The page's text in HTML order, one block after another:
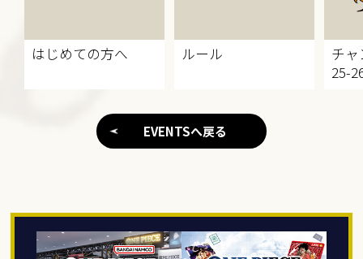
はじめての方へ ルール
チ
25-
EVENTSへ戻る